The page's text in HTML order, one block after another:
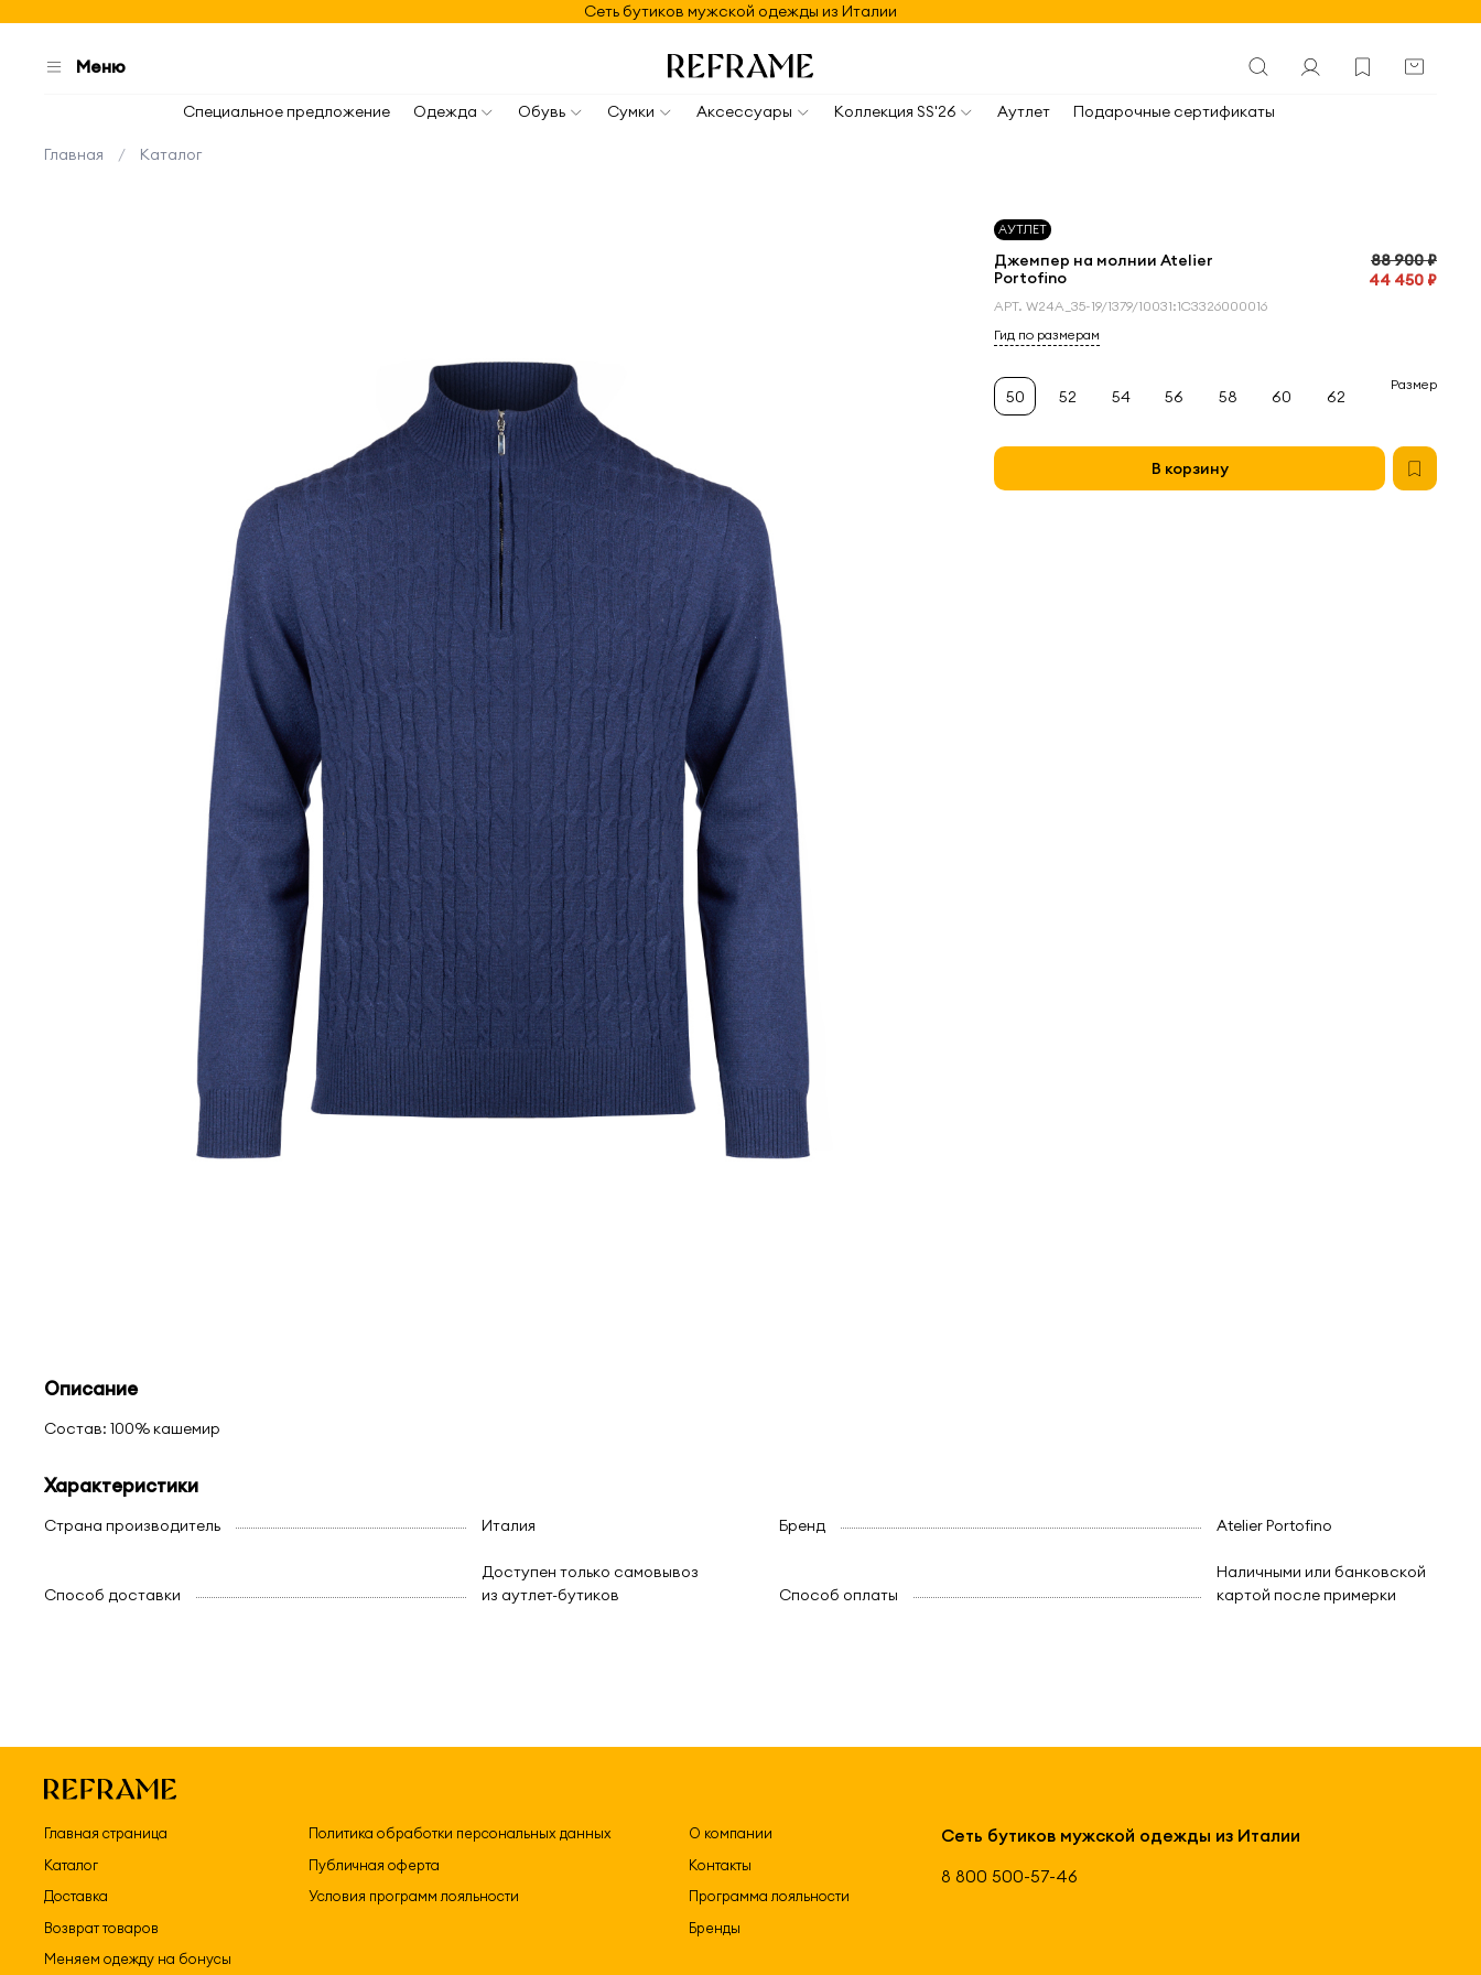
Сеть бутиков мужской одежды из Италии
Меню
Специальное предложение Одежда Обувь Сумки Аксессуары Коллекция SS'26 Аутлет Подарочные сертификаты
Главная Каталог
АУТЛЕТ
Джемпер на молнии Atelier
Portofino
88 900 ₽
44 450 ₽
АРТ.W24A_35-19/1379/10031:1С3326000016
Гид по размерам
В корзину
Размер
50 52 54 56 58 60 62
Описание
Состав: 100% кашемир
Характеристики
Страна производитель Италия Бренд Atelier Portofino
Способ доставки
Доступен только самовывоз
из аутлет-бутиков
Способ оплаты
Наличными или банковской
картой после примерки
Главная страница
Каталог
Доставка
Возврат товаров
Меняем одежду на бонусы
Политика обработки персональных данных
Публичная оферта
Условия программ лояльности
О компании
Контакты
Программа лояльности
Бренды
Сеть бутиков мужской одежды из Италии
8 800 500-57-46